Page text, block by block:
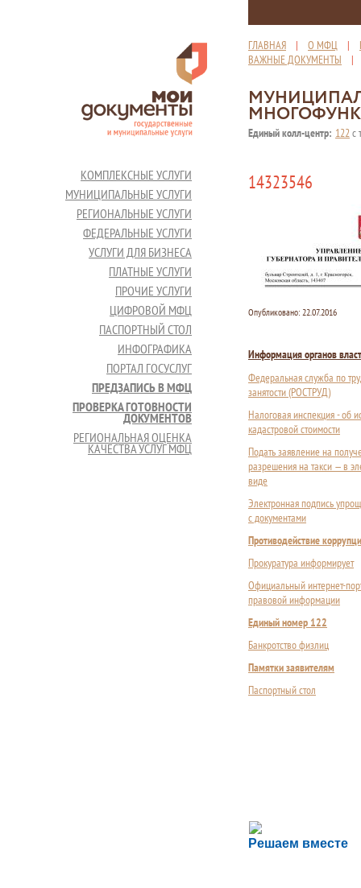
ГЛАВНАЯ | О МФЦ |
ВАЖНЫЕ ДОКУМЕНТЫ
Единый колл-центр: 122с
КОМПЛЕКСНЫЕ УСЛУГИ
МУНИЦИПАЛЬНЫЕ УСЛУГИ
РЕГИОНАЛЬНЫЕ УСЛУГИ
ФЕДЕРАЛЬНЫЕ УСЛУГИ
УСЛУГИ ДЛЯ БИЗНЕСА
ПЛАТНЫЕ УСЛУГИ
ПРОЧИЕ УСЛУГИ
ЦИФРОВОЙ МФЦ
ПАСПОРТНЫЙ СТОЛ
ИНФОГРАФИКА
ПОРТАЛ ГОСУСЛУГ
ПРЕДЗАПИСЬ В МФЦ
ПРОВЕРКА ГОТОВНОСТИ
ДОКУМЕНТОВ
РЕГИОНАЛЬНАЯ ОЦЕНКА
КАЧЕСТВА УСЛУГ МФЦ
14323546
Опубликовано: 22.07.2016
Информация органов
Федеральная служба по
занятости (РОСТРУД)
Налоговая инспекция - об
кадастровой стоимости
Подать заявление на
разрешения на такси — в
виде
Электронная подпись
с документами
Противодействие
Прокуратура информирует
Официальный интернет-
правовой информации
Единый номер 122
Банкротство физлиц
Памятки заявителям
Паспортный стол
Решаем вместе
Сложности с
Сообщите об этом